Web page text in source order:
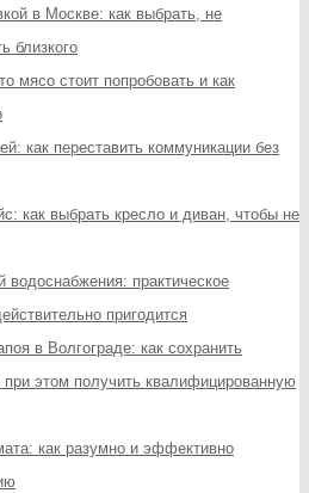
в Москве: как выбрать, не
близкого
мясо стоит попробовать и как
как переставить коммуникации без
как выбрать кресло и диван, чтобы не
водоснабжения: практическое
пригодится
в Волгограде: как сохранить
этом получить квалифицированную
как разумно и эффективно